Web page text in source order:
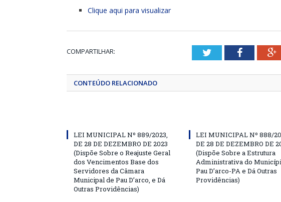
Clique aqui para visualizar
COMPARTILHAR: TwitterFacebook
CONTEÚDO RELACIONADO
LEI MUNICIPAL Nº 889/2023,
DE 28 DE DEZEMBRO DE 2023
(Dispõe Sobre o Reajuste Geral
dos Vencimentos Base dos
Servidores da Câmara
Municipal de Pau D’arco, e Dá
Outras Providências)
LEI MUNICIPAL Nº 888/
DE 28 DE DEZEMBRO DE
(Dispõe Sobre a Estrutura
Administrativa do
Pau D’arco-PA e Dá Outras
Providências)